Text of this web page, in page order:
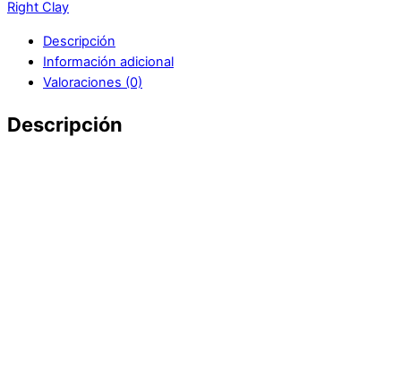
Right Clay
Descripción
Información adicional
Valoraciones (0)
Descripción